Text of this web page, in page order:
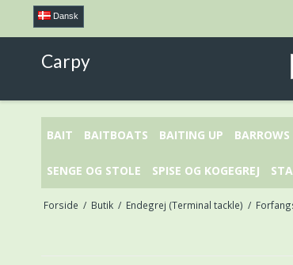
Dansk
Carpy
BAIT BAITBOATS BAITING UP BARROWS
SENGE OG STOLE SPISE OG KOGEGREJ
Forside / Butik / Endegrej (Terminal tackle) /